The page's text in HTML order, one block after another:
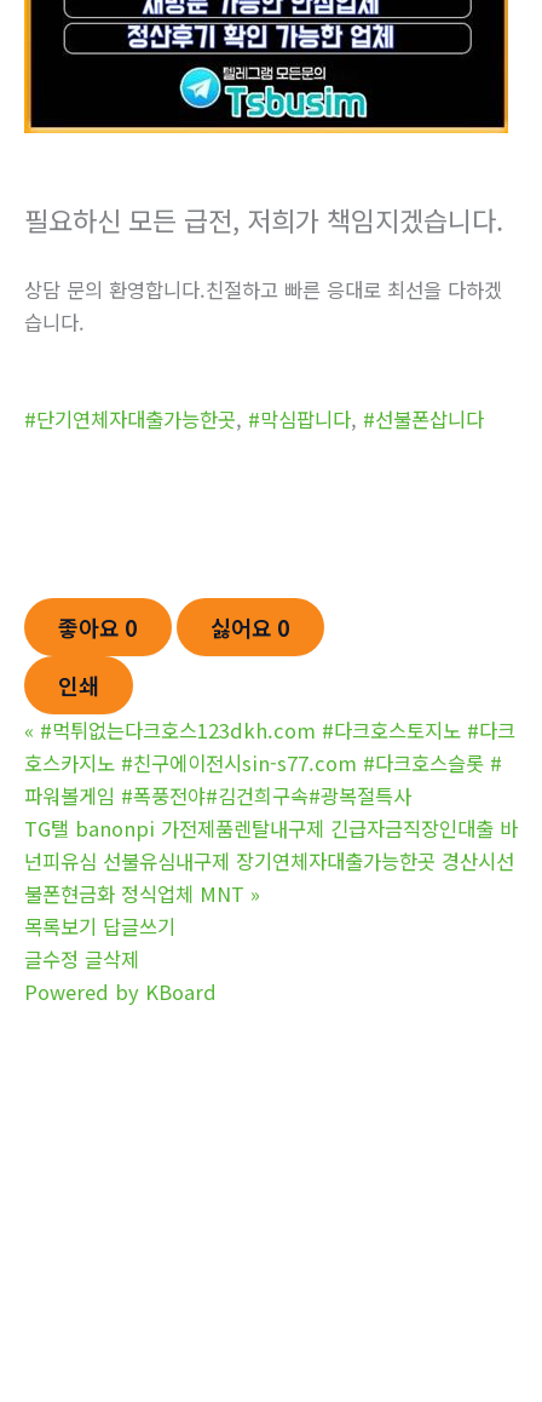
필요하신 모든 급전, 저희가 책임지겠습니다.
상담 문의 환영합니다.친절하고 빠른 응대로 최선을 다하겠
습니다.
#단기연체자대출가능한곳, #막심팝니다, #선불폰삽니다
좋아요 0 싫어요 0
인쇄
« #먹튀없는다크호스123dkh.com #다크호스토지노 #다크
호스카지노 #친구에이전시sin-s77.com #다크호스슬롯 #
파워볼게임 #폭풍전야#김건희구속#광복절특사
TG탤 banonpi 가전제품렌탈내구제 긴급자금직장인대출 바
넌피유심 선불유심내구제 장기연체자대출가능한곳 경산시선
불폰현금화 정식업체 MNT »
목록보기 답글쓰기
글수정 글삭제
Powered by KBoard